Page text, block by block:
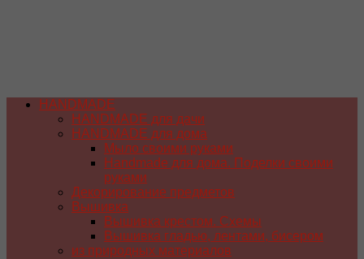
HANDMADE
HANDMADE для дачи
HANDMADE для дома
Мыло своими руками
Handmade для дома. Поделки своими
руками
Декорирование предметов
Вышивка
Вышивка крестом. Схемы
Вышивка гладью, лентами, бисером
из природных материалов